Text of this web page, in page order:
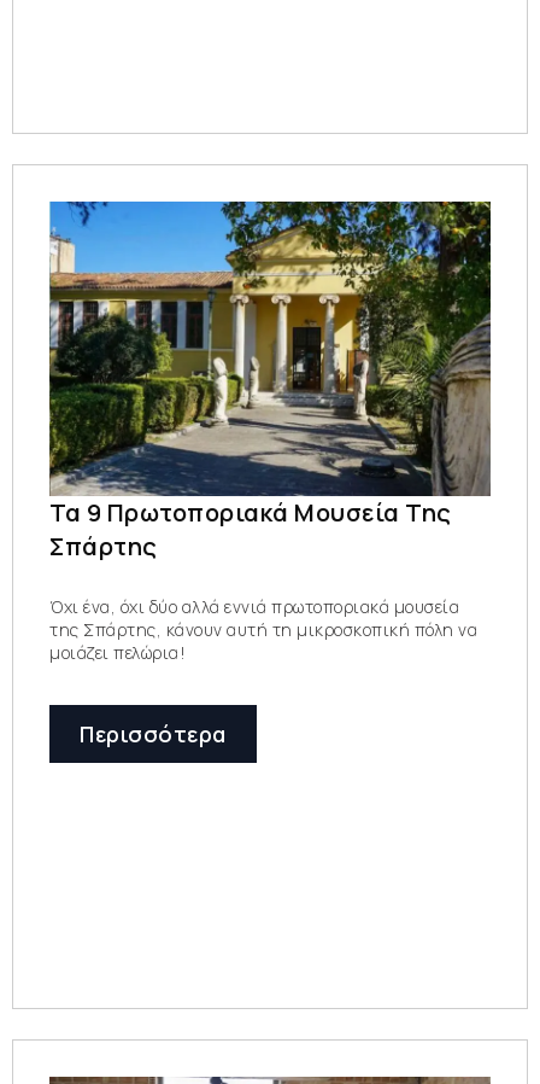
Τα 9 Πρωτοποριακά Μουσεία Της
Σπάρτης
Όχι ένα, όχι δύο αλλά εννιά πρωτοποριακά μουσεία
της Σπάρτης, κάνουν αυτή τη μικροσκοπική πόλη να
μοιάζει πελώρια!
Περισσότερα